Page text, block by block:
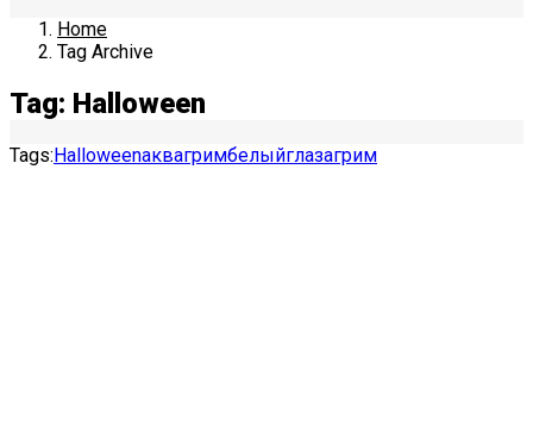
Home
Tag Archive
Tag: Halloween
Tags:Halloweenаквагримбелыйглазагрим